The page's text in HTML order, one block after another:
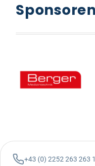
Sponsoren
+43 (0) 2252 263 263